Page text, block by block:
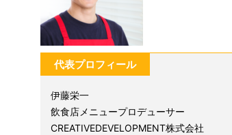
代表プロフィール
伊藤栄一
飲食店メニュープロデューサー
CREATIVEDEVELOPMENT株式会社